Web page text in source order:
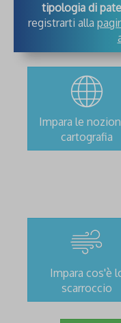
tipologia di
registrarti alla
Impara le
cartografia
Impara cos'è
scarroccio